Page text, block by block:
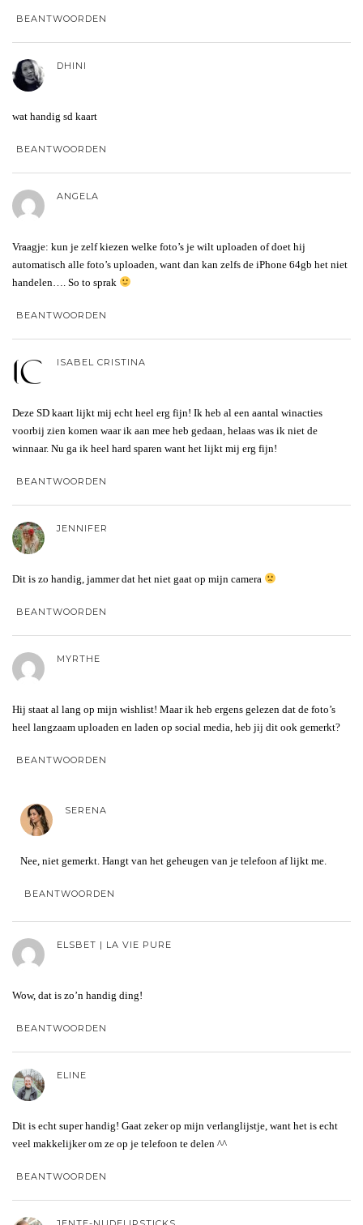
BEANTWOORDEN
DHINI
wat handig sd kaart
BEANTWOORDEN
ANGELA
Vraagje: kun je zelf kiezen welke foto’s je wilt uploaden of doet hij
automatisch alle foto’s uploaden, want dan kan zelfs de iPhone 64gb het niet
handelen…. So to sprak
BEANTWOORDEN
ISABEL CRISTINA
Deze SD kaart lijkt mij echt heel erg fijn! Ik heb al een aantal winacties
voorbij zien komen waar ik aan mee heb gedaan, helaas was ik niet de
winnaar. Nu ga ik heel hard sparen want het lijkt mij erg fijn!
BEANTWOORDEN
JENNIFER
Dit is zo handig, jammer dat het niet gaat op mijn camera
BEANTWOORDEN
MYRTHE
Hij staat al lang op mijn wishlist! Maar ik heb ergens gelezen dat de foto’s
heel langzaam uploaden en laden op social media, heb jij dit ook gemerkt?
BEANTWOORDEN
SERENA
Nee, niet gemerkt. Hangt van het geheugen van je telefoon af lijkt me.
BEANTWOORDEN
ELSBET | LA VIE PURE
Wow, dat is zo’n handig ding!
BEANTWOORDEN
ELINE
Dit is echt super handig! Gaat zeker op mijn verlanglijstje, want het is echt
veel makkelijker om ze op je telefoon te delen ^^
BEANTWOORDEN